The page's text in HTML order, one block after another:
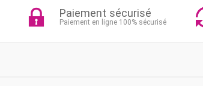
Paiement sécurisé
Paiement en ligne 100% sécurisé